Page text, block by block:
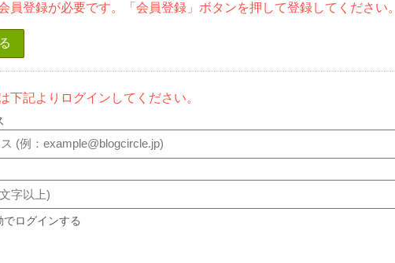
員登録が必要です。「会員登録」ボタンを押して登録してください。
下記よりログインしてください。
でログインする